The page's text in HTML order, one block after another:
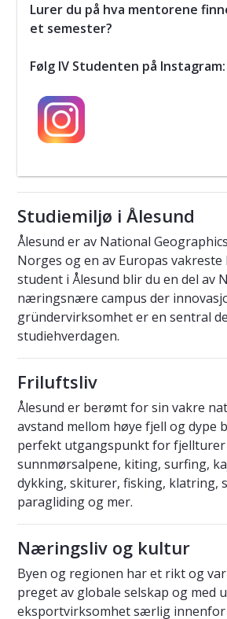
Lurer du på hva mentorene
et semester?
Følg IV Studenten på Instagram:
Studiemiljø i Ålesund
Ålesund er av National
Norges og en av Europas vakreste
student i Ålesund blir du en del av
næringsnære campus der
gründervirksomhet er en sentral
studiehverdagen.
Friluftsliv
Ålesund er berømt for sin vakre
avstand mellom høye fjell og dype
perfekt utgangspunkt for fjellturer
sunnmørsalpene, kiting, surfing,
dykking, skiturer, fisking, klatring,
paragliding og mer.
Næringsliv og kultur
Byen og regionen har et rikt og
preget av globale selskap og med
eksportvirksomhet særlig